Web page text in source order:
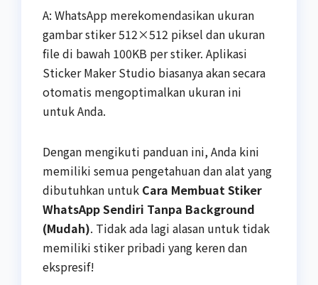
A: WhatsApp merekomendasikan ukuran
gambar stiker 512×512 piksel dan ukuran
file di bawah 100KB per stiker. Aplikasi
Sticker Maker Studio biasanya akan secara
otomatis mengoptimalkan ukuran ini
untuk Anda.
Dengan mengikuti panduan ini, Anda kini
memiliki semua pengetahuan dan alat yang
dibutuhkan untuk Cara Membuat Stiker
WhatsApp Sendiri Tanpa Background
(Mudah). Tidak ada lagi alasan untuk tidak
memiliki stiker pribadi yang keren dan
ekspresif!